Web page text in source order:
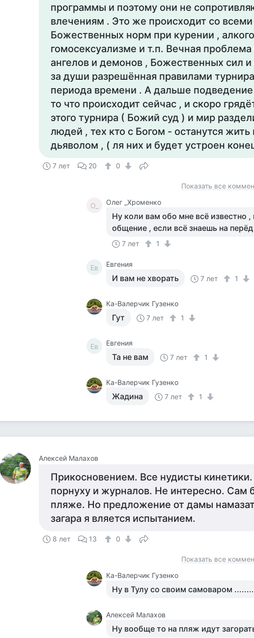
программы и поэтому они не
влечениям . Это же происходит со
Божественных норм при курении ,
гомосексуализме и т.п. Вечная
ангелов и демонов , Божественных сил и
за души разрешённая правилами
периода времени . А дальше подведение
то что происходит сейчас , и скоро
этого турнира ( Божий суд ) и мир
людей , тех кто с Богом - останутся жить
дьяволом , ( ля них и будет устроен
7 лет 20 0
Показать все
О_ Олег _Хроменко
Ну коли вам обо мне всё известно
общение , если всё знаешь на
7 лет 1
Ев Евгения
И вам не хворать 7 лет 1
Ка-Валерчик Гузенко
Гут 7 лет 1
Ев Евгения
Та не вам 7 лет 1
Ка-Валерчик Гузенко
Жадина 7 лет 1
Алексей Малахов
Прикосновением. Все нудисты
порнуху и журналов. Не интересно. Сам
пляже. Но предложение от дамы
загара я вляется испытанием.
8 лет 13 0
Показать все
Ка-Валерчик Гузенко
Ну в Тулу со своим самоваром
Алексей Малахов
Ну вообще то на пляж идут